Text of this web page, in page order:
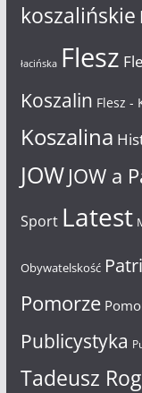
koszalińskie
łacińska Flesz
Koszalin Flesz -
Koszalina
JOW JOW a
Sport Latest
Obywatelskość
Pomorze
Publicystyka
Tadeusz